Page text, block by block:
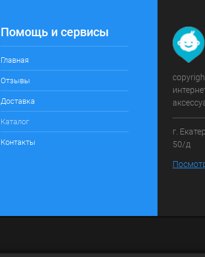
Помощь и сервисы
Главная
Отзывы
Доставка
Каталог
Контакты
г.
50/д